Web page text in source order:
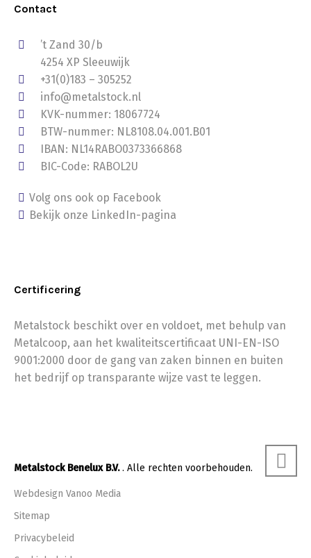
Contact
’t Zand 30/b
4254 XP Sleeuwijk
+31(0)183 – 305252
info@metalstock.nl
KVK-nummer: 18067724
BTW-nummer: NL8108.04.001.B01
IBAN: NL14RABO0373366868
BIC-Code: RABOL2U
Volg ons ook op Facebook
Bekijk onze LinkedIn-pagina
Certificering
Metalstock beschikt over en voldoet, met behulp van
Metalcoop, aan het kwaliteitscertificaat UNI-EN-ISO
9001:2000 door de gang van zaken binnen en buiten
het bedrijf op transparante wijze vast te leggen.
Metalstock Benelux B.V.. Alle rechten voorbehouden.
Webdesign Vanoo Media
Sitemap
Privacybeleid